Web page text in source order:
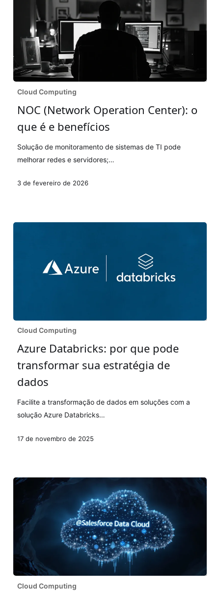
NOC
Operation
Center):
que
Cloud Computing
NOC (Network Operation Center): o
que é e benefícios
Solução de monitoramento de sistemas de TI pode
melhorar redes e servidores;…
3 de fevereiro de 2026
Azure
por
que
pode
sua
estratégia
dados
Cloud Computing
Azure Databricks: por que pode
transformar sua estratégia de
dados
Facilite a transformação de dados em soluções com a
solução Azure Databricks…
17 de novembro de 2025
Salesforce
Cloud Computing